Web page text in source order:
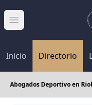
Abrir menú
Inicio Directorio
Abogados Deportivo en